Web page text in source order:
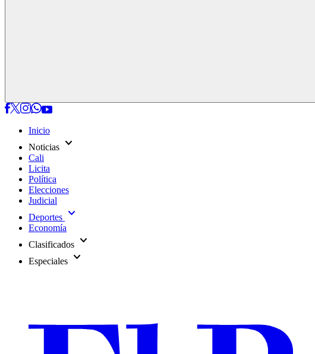
Inicio
Noticias expand_more
Cali
Licita
Política
Elecciones
Judicial
Deportes expand_more
Economía
Clasificados expand_more
Especiales expand_more